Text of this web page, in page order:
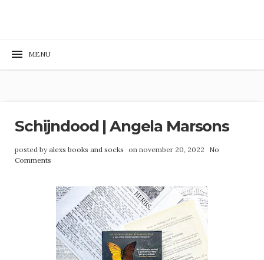
Schijndood | Angela Marsons
posted byalexs books and socks on november 20, 2022
No
Comments